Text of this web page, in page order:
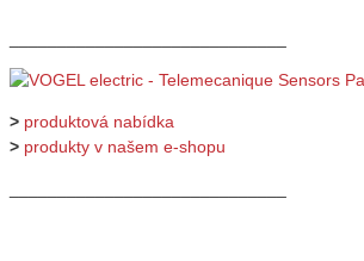
> produktová nabídka
> produkty v našem e-shopu